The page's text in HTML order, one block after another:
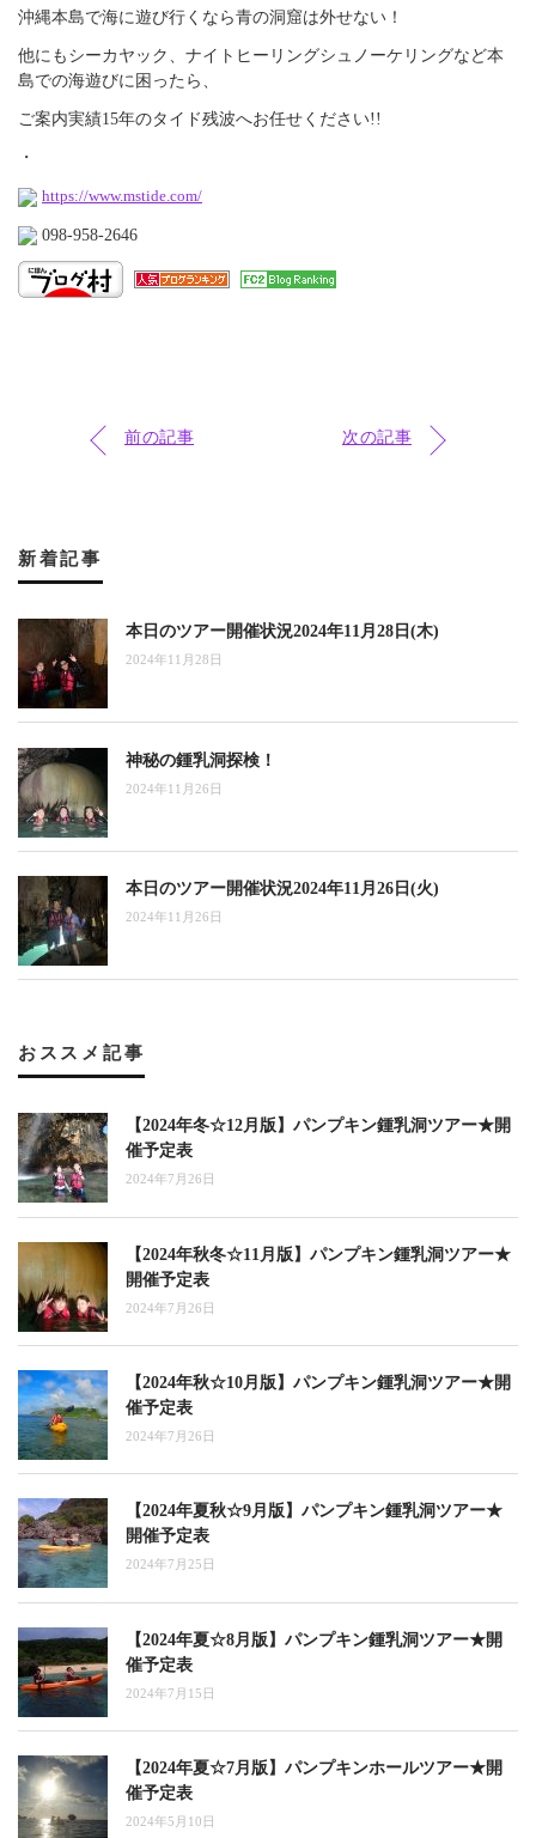
沖縄本島で海に遊び行くなら青の洞窟は外せない！
他にもシーカヤック、 ナイトヒーリングシュノーケリングなど本
島での海遊びに困ったら
ご案内実績15年のタイド残波へお任せください!!
・
https://www.mstide.com/
098-958-2646
前の記事 次の記事
新着記事
本日のツアー開催状況2024年11月28日(木)
2024年11月28日
神秘の鍾乳洞探検！
2024年11月26日
本日のツアー開催状況2024年11月26日(火)
2024年11月26日
おススメ記事
【2024年冬☆12月版】パンプキン鍾乳洞ツアー★開
催予定表
2024年7月26日
【2024年秋冬☆11月版】パンプキン鍾乳洞ツアー★
開催予定表
2024年7月26日
【2024年秋☆10月版】パンプキン鍾乳洞ツアー★開
催予定表
2024年7月26日
【2024年夏秋☆9月版】パンプキン鍾乳洞ツアー★
開催予定表
2024年7月25日
【2024年夏☆8月版】パンプキン鍾乳洞ツアー★開
催予定表
2024年7月15日
【2024年夏☆7月版】パンプキンホールツアー★開
催予定表
2024年5月10日